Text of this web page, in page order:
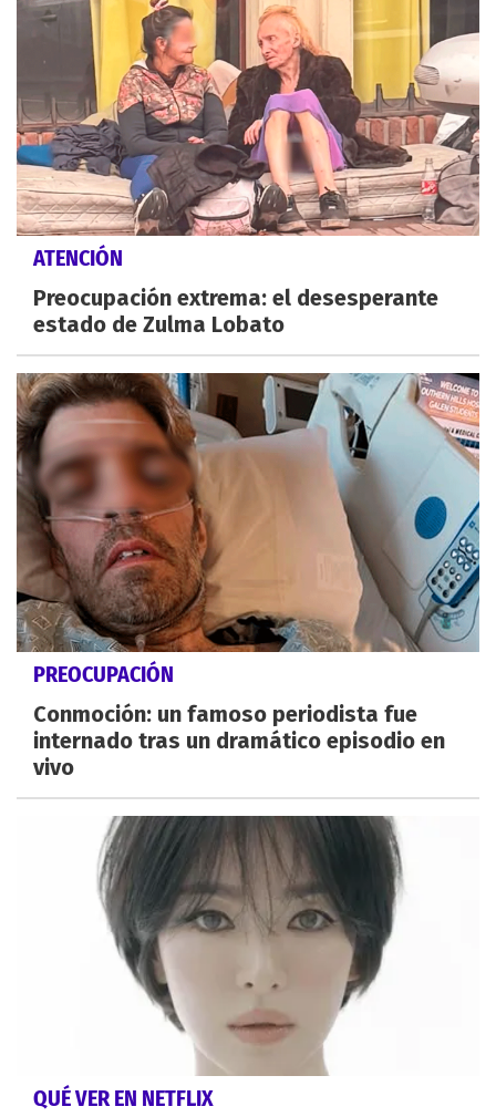
ATENCIÓN
Preocupación extrema: el desesperante
estado de Zulma Lobato
PREOCUPACIÓN
Conmoción: un famoso periodista fue
internado tras un dramático episodio en
vivo
QUÉ VER EN NETFLIX